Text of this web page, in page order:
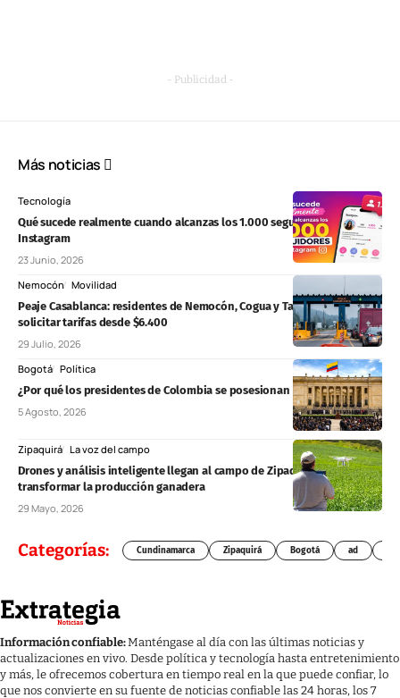
- Publicidad -
Más noticias
Tecnología
Qué sucede realmente cuando alcanzas los 1.000 seguidores en
Instagram
23 Junio, 2026
Nemocón Movilidad
Peaje Casablanca: residentes de Nemocón, Cogua y Tausa podrán
solicitar tarifas desde $6.400
29 Julio, 2026
Bogotá Política
¿Por qué los presidentes de Colombia se posesionan el 7 de agosto?
5 Agosto, 2026
Zipaquirá La voz del campo
Drones y análisis inteligente llegan al campo de Zipaquirá para
transformar la producción ganadera
29 Mayo, 2026
Categorías: Cundinamarca Zipaquirá Bogotá ad
Información confiable:Manténgase al día con las últimas noticias y
actualizaciones en vivo. Desde política y tecnología hasta entretenimiento
y más, le ofrecemos cobertura en tiempo real en la que puede confiar, lo
que nos convierte en su fuente de noticias confiable las 24 horas, los 7